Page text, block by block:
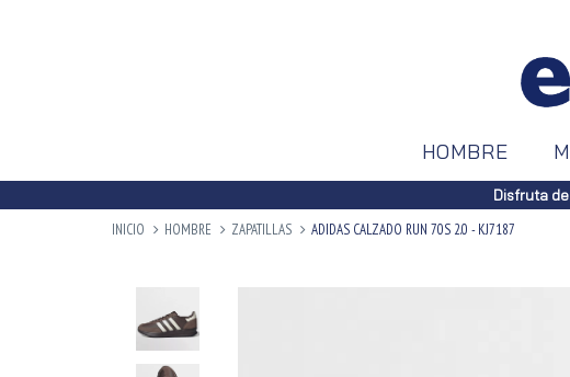
HOMBRE
Disfruta
INICIO HOMBRE ZAPATILLAS ADIDAS CALZADO RUN 70S 2.0 - KJ7187